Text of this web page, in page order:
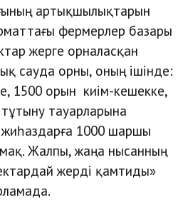
артықшылықтарын
фермерлер базары
жерге орналасқан
сауда орны, оның ішінде:
1500 орын киім-кешекке,
тауарларына
1000 шаршы
Жалпы, жаңа нысанның
жерді қамтиды»